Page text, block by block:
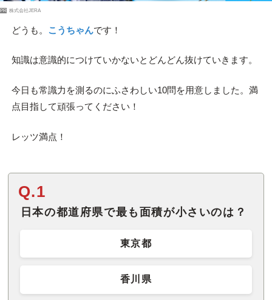
PR 株式会社JERA
どうも。 こうちゃんです！
知識は意識的につけていかないとどんどん抜けていきます。
今日も常識力を測るのにふさわしい10問を用意しました。満
点目指して頑張ってください！
レッツ満点！
Q.1
日本の都道府県で最も面積が小さいのは？
東京都
香川県